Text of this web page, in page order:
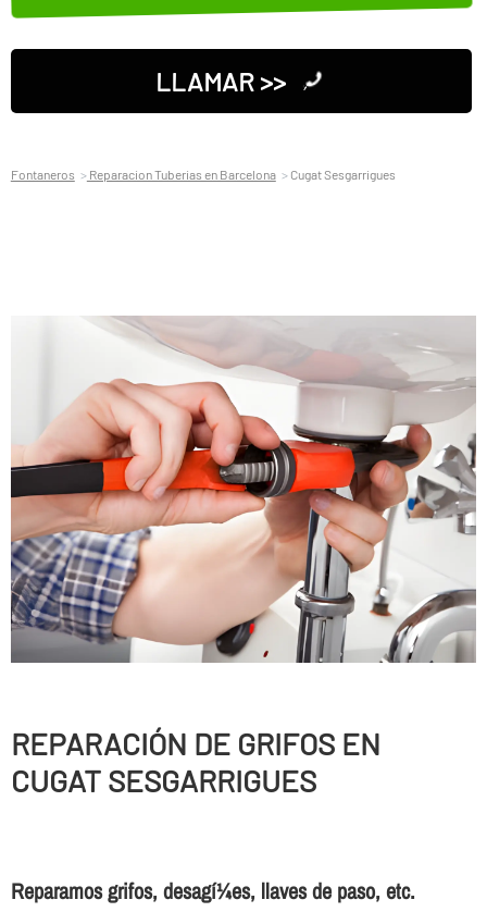
LLAMAR >>
Fontaneros Reparacion Tuberias en Barcelona Cugat Sesgarrigues
REPARACIÓN DE GRIFOS EN
CUGAT SESGARRIGUES
Reparamos grifos, desagí¼es, llaves de paso, etc.